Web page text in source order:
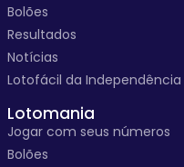
Bolões
Resultados
Notícias
Lotofácil da Independência
Lotomania
Jogar com seus números
Bolões